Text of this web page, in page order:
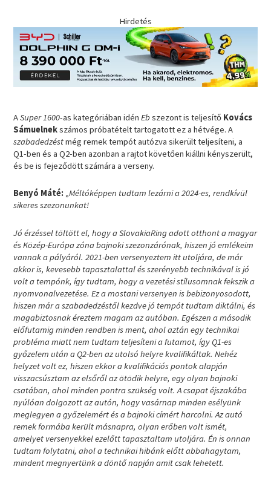
Hirdetés
ASuper 1600-as kategóriában idénEbszezont is teljesítő Kovács
Sámuelnekszámos próbatételt tartogatott ez a hétvége. A
szabadedzéstmég remek tempót autózva sikerült teljesíteni, a
Q1-ben és a Q2-ben azonban a rajtot követően kiállni kényszerült,
és be is fejeződött számára a verseny.
Benyó Máté: „Méltóképpen tudtam lezárni a 2024-es, rendkívül
sikeres szezonunkat!
Jó érzéssel töltött el, hogy a SlovakiaRing adott otthont a magyar
és Közép-Európa zóna bajnoki szezonzárónak, hiszen jó emlékeim
vannak a pályáról. 2021-ben versenyeztem itt utoljára, de már
akkor is, kevesebb tapasztalattal és szerényebb technikával is jó
volt a tempónk, így tudtam, hogy a vezetési stílusomnak fekszik a
nyomvonalvezetése. Ez a mostani versenyen is bebizonyosodott,
hiszen már a szabadedzéstől kezdve jó tempót tudtam diktálni, és
magabiztosnak éreztem magam az autóban. Egészen a második
előfutamig minden rendben is ment, ahol aztán egy technikai
probléma miatt nem tudtam teljesíteni a futamot, így Q1-es
győzelem után a Q2-ben az utolsó helyre kvalifikáltak. Nehéz
helyzet volt ez, hiszen ekkor a kvalifikációs pontok alapján
visszacsúsztam az elsőről az ötödik helyre, egy olyan bajnoki
csatában, ahol minden pontra szükség volt. A csapat éjszakába
nyúlóan dolgozott az autón, hogy vasárnap minden esélyünk
meglegyen a győzelemért és a bajnoki címért harcolni. Az autó
remek formába került másnapra, olyan erőben volt ismét,
amelyet versenyekkel ezelőtt tapasztaltam utoljára. Én is onnan
tudtam folytatni, ahol a technikai hibánk előtt abbahagytam,
mindent megnyertünk a döntő napján amit csak lehetett.